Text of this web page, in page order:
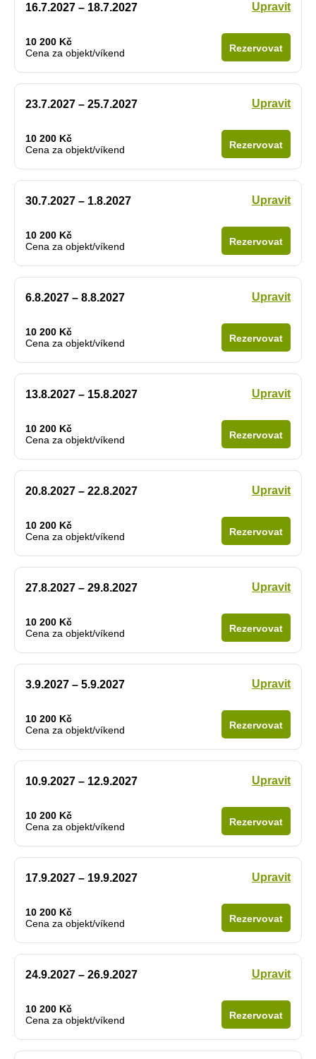
16.7.2027 – 18.7.2027 Upravit
10 200 Kč
Cena za objekt/víkend
Rezervovat
23.7.2027 – 25.7.2027 Upravit
10 200 Kč
Cena za objekt/víkend
Rezervovat
30.7.2027 – 1.8.2027 Upravit
10 200 Kč
Cena za objekt/víkend
Rezervovat
6.8.2027 – 8.8.2027 Upravit
10 200 Kč
Cena za objekt/víkend
Rezervovat
13.8.2027 – 15.8.2027 Upravit
10 200 Kč
Cena za objekt/víkend
Rezervovat
20.8.2027 – 22.8.2027 Upravit
10 200 Kč
Cena za objekt/víkend
Rezervovat
27.8.2027 – 29.8.2027 Upravit
10 200 Kč
Cena za objekt/víkend
Rezervovat
3.9.2027 – 5.9.2027 Upravit
10 200 Kč
Cena za objekt/víkend
Rezervovat
10.9.2027 – 12.9.2027 Upravit
10 200 Kč
Cena za objekt/víkend
Rezervovat
17.9.2027 – 19.9.2027 Upravit
10 200 Kč
Cena za objekt/víkend
Rezervovat
24.9.2027 – 26.9.2027 Upravit
10 200 Kč
Cena za objekt/víkend
Rezervovat